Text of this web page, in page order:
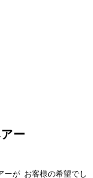
ー
ーが お客様の希望でし